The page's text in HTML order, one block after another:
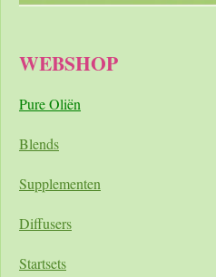
WEBSHOP
Pure Oliën
Blends
Supplementen
Diffusers
Startsets